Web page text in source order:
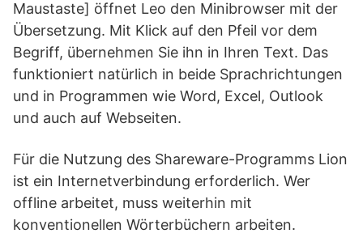
Maustaste] öffnet Leo den Minibrowser mit der
Übersetzung. Mit Klick auf den Pfeil vor dem
Begriff, übernehmen Sie ihn in Ihren Text. Das
funktioniert natürlich in beide Sprachrichtungen
und in Programmen wie Word, Excel, Outlook
und auch auf Webseiten.
Für die Nutzung des Shareware-Programms Lion
ist ein Internetverbindung erforderlich. Wer
offline arbeitet, muss weiterhin mit
konventionellen Wörterbüchern arbeiten.